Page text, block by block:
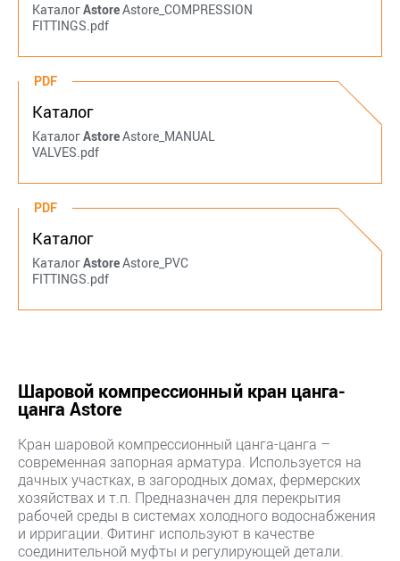
КаталогAstoreAstore_COMPRESSION
FITTINGS.pdf
PDF
Каталог
КаталогAstoreAstore_MANUAL
VALVES.pdf
PDF
Каталог
КаталогAstoreAstore_PVC
FITTINGS.pdf
Шаровой компрессионный кран цанга-
цанга Astore
Кран шаровой компрессионный цанга-цанга –
современная запорная арматура. Используется на
дачных участках, в загородных домах, фермерских
хозяйствах и т.п. Предназначен для перекрытия
рабочей среды в системах холодного водоснабжения
и ирригации. Фитинг используют в качестве
соединительной муфты и регулирующей детали.